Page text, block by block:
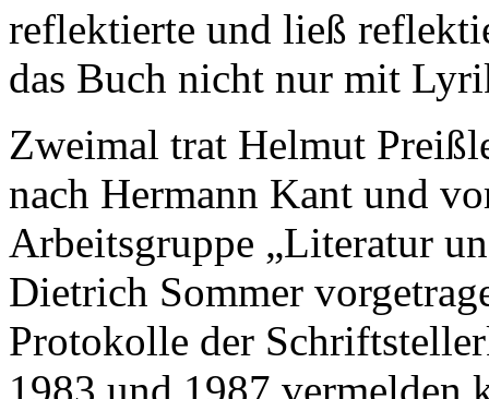
reflektierte und ließ
das Buch nicht nur mit
Zweimal trat Helmut
nach Hermann Kant und
Arbeitsgruppe „Literatur
Dietrich Sommer
Protokolle der
1983 und 1987